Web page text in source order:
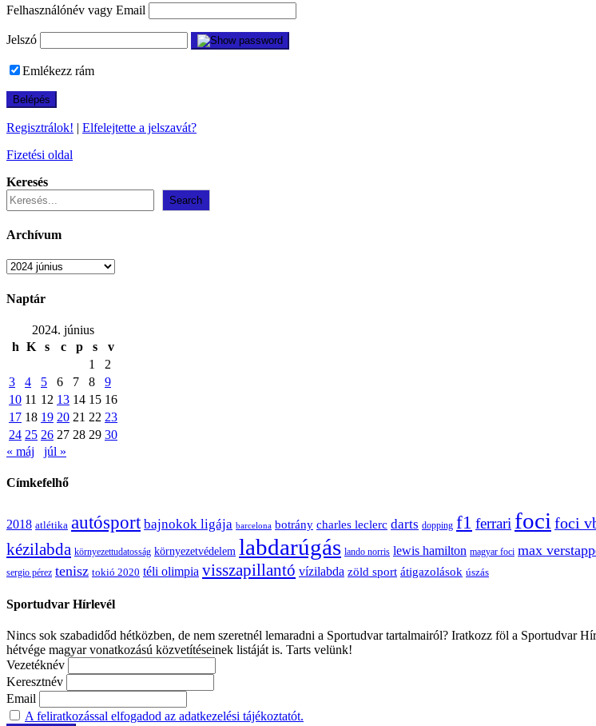
Felhasználónév vagy Email
Jelszó
Emlékezz rám
Regisztrálok! | Elfelejtette a jelszavát?
Fizetési oldal
Keresés
Search
Archívum
Archívum
Naptár
2024. június
h K s c p s
v
1
2
3
4 5 6 7 8
9
10 11 12 13 14 15 16
17 18 19 20 21 22 23
24 25 26 27 28 29 30
« máj
júl »
Címkefelhő
2018 atlétika autósport bajnokok ligája barcelona botrány charles leclerc darts dopping f1 ferrari foci foci
kézilabda környezettudatosság környezetvédelem labdarúgás lando norris lewis hamilton magyar foci max
sergio pérez tenisz tokió 2020 téli olimpia visszapillantó vízilabda zöld sport átigazolások úszás
Sportudvar Hírlevél
Nincs sok szabadidőd hétközben, de nem szeretnél lemaradni a Sportudvar tartalmairól? Iratkozz föl a Sportudvar
hétvége magyar vonatkozású közvetítéseinek listáját is. Tarts velünk!
Vezetéknév
Keresztnév
Email
A feliratkozással elfogadod az adatkezelési tájékoztatót.